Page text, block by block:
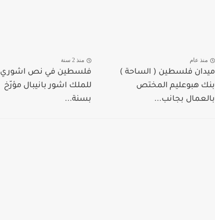
منذ عام
ميدان فلسطين ( الساحة )
بنك هبوعليم المختص
بالعمال بجانب...
منذ 2 سنة
فلسطين في نص اشوري
للملك اشور بانيبال مؤرّخ
بسنة...